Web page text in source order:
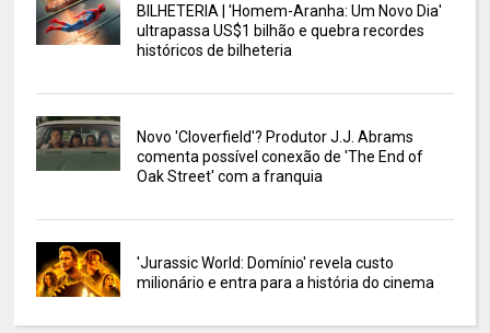
BILHETERIA | 'Homem-Aranha: Um Novo Dia'
ultrapassa US$1 bilhão e quebra recordes
históricos de bilheteria
Novo 'Cloverfield'? Produtor J.J. Abrams
comenta possível conexão de 'The End of
Oak Street' com a franquia
'Jurassic World: Domínio' revela custo
milionário e entra para a história do cinema